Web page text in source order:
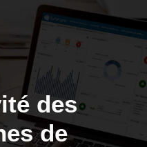
des
de